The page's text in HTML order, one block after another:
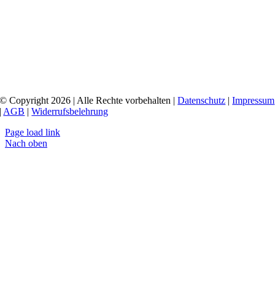
© Copyright 2026 | Alle Rechte vorbehalten |Datenschutz |Impressum
| AGB |Widerrufsbelehrung
Page load link
Nach oben